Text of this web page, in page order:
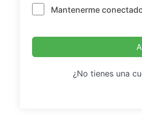
Mantenerme
¿No tienes una